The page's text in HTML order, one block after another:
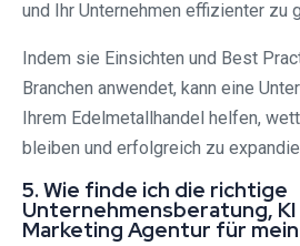
und Ihr Unternehmen effizienter zu
Indem sie Einsichten und Best
Branchen anwendet, kann eine
Ihrem Edelmetallhandel helfen,
bleiben und erfolgreich zu
5. Wie finde ich die richtige
Unternehmensberatung,
Marketing Agentur für